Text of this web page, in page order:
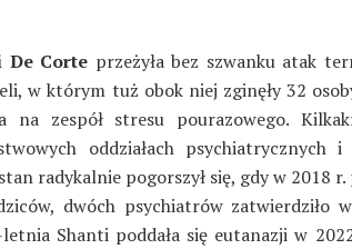
De Corte przeżyła bez szwanku atak
w którym tuż obok niej zginęły 32
na zespół stresu pourazowego.
oddziałach psychiatrycznych i
radykalnie pogorszył się, gdy w 2018 r.
dwóch psychiatrów zatwierdziło
Shanti poddała się eutanazji w